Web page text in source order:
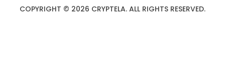
COPYRIGHT © 2026 CRYPTELA. ALL RIGHTS RESERVED.